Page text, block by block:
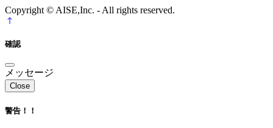
Copyright © AISE,Inc. - All rights reserved.
確認
メッセージ
Close
警告！！